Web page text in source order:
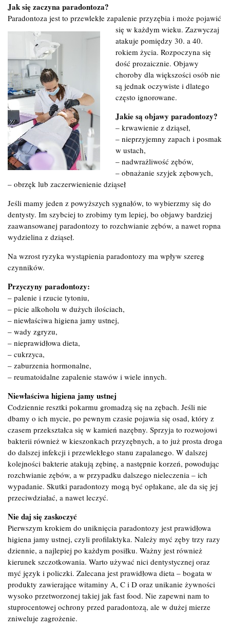
Jak się zaczyna paradontoza?
Paradontoza jest to przewlekłe zapalenie przyzębia i może pojawić
się w każdym wieku. Zazwyczaj
atakuje pomiędzy 30. a 40.
rokiem życia. Rozpoczyna się
dość prozaicznie. Objawy
choroby dla większości osób nie
są jednak oczywiste i dlatego
często ignorowane.
Jakie są objawy paradontozy?
– krwawienie z dziąseł,
– nieprzyjemny zapach i posmak
w ustach,
– nadwrażliwość zębów,
– obnażanie szyjek zębowych,
– obrzęk lub zaczerwienienie dziąseł
Jeśli mamy jeden z powyższych sygnałów, to wybierzmy się do
dentysty. Im szybciej to zrobimy tym lepiej, bo objawy bardziej
zaawansowanej paradontozy to rozchwianie zębów, a nawet ropna
wydzielina z dziąseł.
Na wzrost ryzyka wystąpienia paradontozy ma wpływ szereg
czynników.
Przyczyny paradontozy:
– palenie i rzucie tytoniu,
– picie alkoholu w dużych ilościach,
– niewłaściwa higiena jamy ustnej,
– wady zgryzu,
– nieprawidłowa dieta,
– cukrzyca,
– zaburzenia hormonalne,
– reumatoidalne zapalenie stawów i wiele innych.
Niewłaściwa higiena jamy ustnej
Codziennie resztki pokarmu gromadzą się na zębach. Jeśli nie
dbamy o ich mycie, po pewnym czasie pojawia się osad, który z
czasem przekształca się w kamień nazębny. Sprzyja to rozwojowi
bakterii również w kieszonkach przyzębnych, a to już prosta droga
do dalszej infekcji i przewlekłego stanu zapalanego. W dalszej
kolejności bakterie atakują zębinę, a następnie korzeń, powodując
rozchwianie zębów, a w przypadku dalszego nieleczenia – ich
wypadanie. Skutki paradontozy mogą być opłakane, ale da się jej
przeciwdziałać, a nawet leczyć.
Nie daj się zaskoczyć
Pierwszym krokiem do uniknięcia paradontozy jest prawidłowa
higiena jamy ustnej, czyli profilaktyka. Należy myć zęby trzy razy
dziennie, a najlepiej po każdym posiłku. Ważny jest również
kierunek szczotkowania. Warto używać nici dentystycznej oraz
myć język i policzki. Zalecana jest prawidłowa dieta – bogata w
produkty zawierające witaminy A, C i D oraz unikanie żywności
wysoko przetworzonej takiej jak fast food. Nie zapewni nam to
stuprocentowej ochrony przed paradontozą, ale w dużej mierze
zniweluje zagrożenie.